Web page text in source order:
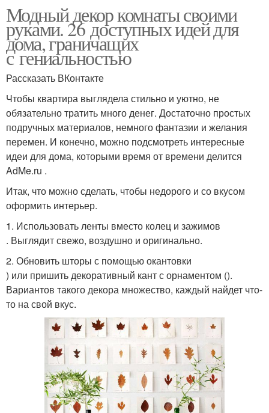
Модный декор комнаты своими
руками. 26 доступных идей для
дома, граничащих
с гениальностью
Рассказать ВКонтакте
Чтобы квартира выглядела стильно и уютно, не
обязательно тратить много денег. Достаточно простых
подручных материалов, немного фантазии и желания
перемен. И конечно, можно подсмотреть интересные
идеи для дома, которыми время от времени делится
AdMe.ru .
Итак, что можно сделать, чтобы недорого и со вкусом
оформить интерьер.
1. Использовать ленты вместо колец и зажимов
. Выглядит свежо, воздушно и оригинально.
2. Обновить шторы с помощью окантовки
) или пришить декоративный кант с орнаментом ().
Вариантов такого декора множество, каждый найдет что-
то на свой вкус.